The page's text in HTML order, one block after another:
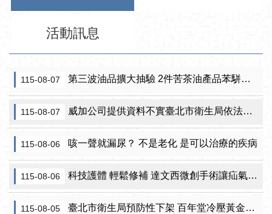
活動訊息
115-08-07 第三波油品擴大抽驗 2件苦茶油產品苯駢芘超標 前已要求預防性下架
115-08-07 威加公司提供資料不實臺北市衛生局依法重罰300萬元 續查苦茶油及原料下游
115-08-06 咳一聲就漏尿？ 不是老化 是可以治療的疾病
115-08-06 科技護體 輕鬆修補 達文西微創手術讓疝氣治療更精準
115-08-05 臺北市衛生局預防性下架 百年堂冷壓黃金苦茶油產品